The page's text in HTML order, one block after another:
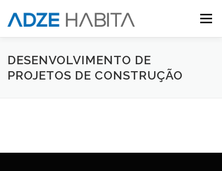
para
conteúdo
Menu
INÍCIO SOBRE SERVIÇOS GALERIA
DESENVOLVIMENTO DE
PROJETOS DE CONSTRUÇÃO